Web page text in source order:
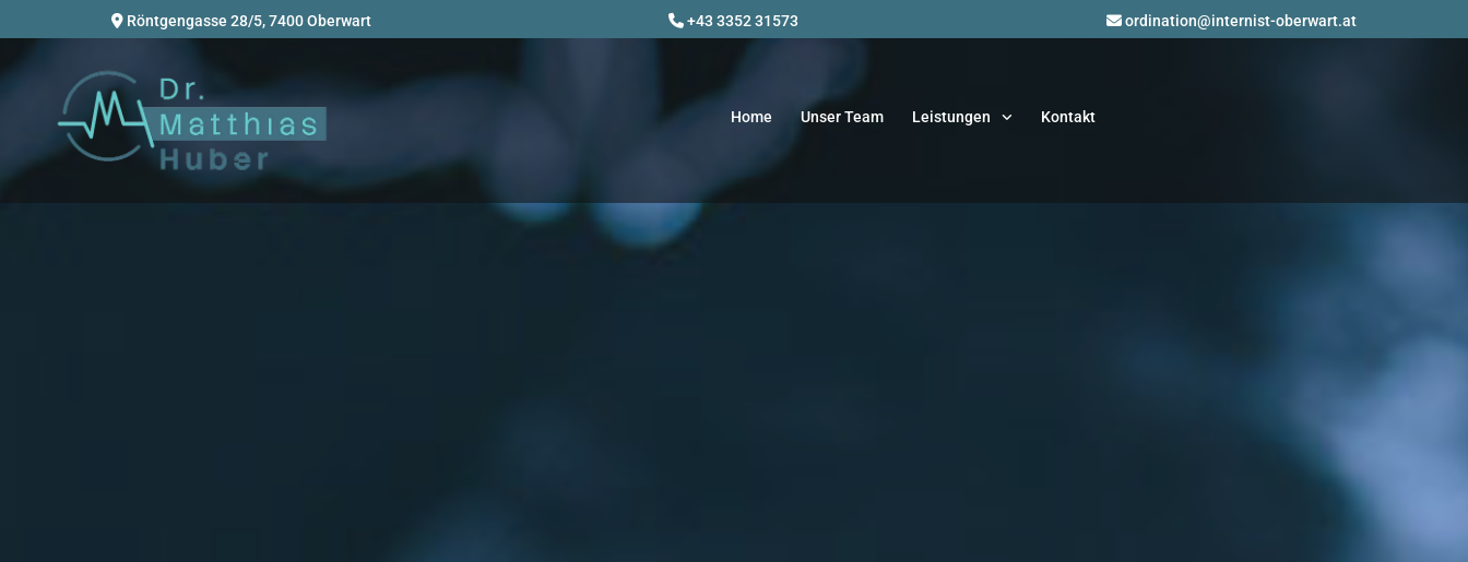
 Röntgengasse 28/5, 7400 Oberwart  +43 3352 31573 ordination@internist-oberwart.at
Home Unser Team Leistungen Kontakt